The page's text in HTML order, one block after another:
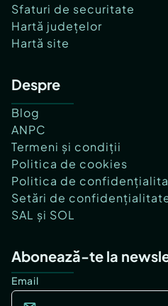
Sfaturi de securitate
Hartă județelor
Hartă site
Despre
Blog
ANPC
Termeni și condiții
Politica de cookies
Politica de
Setări de
SAL și SOL
Abonează-te la
Email